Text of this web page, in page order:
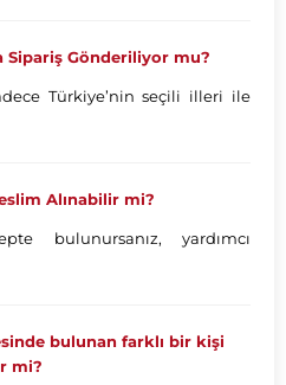
Sipariş Gönderiliyor mu?
Türkiye’nin seçili illeri ile
Alınabilir mi?
bulunursanız, yardımcı
bulunan farklı bir kişi
mi?